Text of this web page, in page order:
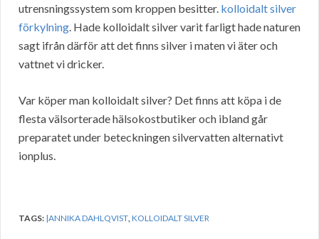
utrensningssystem som kroppen besitter. kolloidalt silver
förkylning. Hade kolloidalt silver varit farligt hade naturen
sagt ifrån därför att det finns silver i maten vi äter och
vattnet vi dricker.
Var köper man kolloidalt silver? Det finns att köpa i de
flesta välsorterade hälsokostbutiker och ibland går
preparatet under beteckningen silvervatten alternativt
ionplus.
TAGS: |ANNIKA DAHLQVIST,KOLLOIDALT SILVER